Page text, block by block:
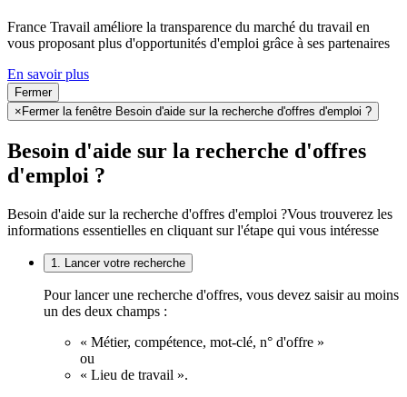
France Travail améliore la transparence du marché du travail en
vous proposant plus d'opportunités d'emploi grâce à ses partenaires
En savoir plus
Fermer
× Fermer la fenêtre Besoin d'aide sur la recherche d'offres d'emploi ?
Besoin d'aide sur la recherche d'offres
d'emploi ?
Besoin d'aide sur la recherche d'offres d'emploi ?Vous trouverez les
informations essentielles en cliquant sur l'étape qui vous intéresse
1. Lancer votre recherche
Pour lancer une recherche d'offres, vous devez saisir au moins
un des deux champs :
« Métier, compétence, mot-clé, n° d'offre »
ou
« Lieu de travail ».